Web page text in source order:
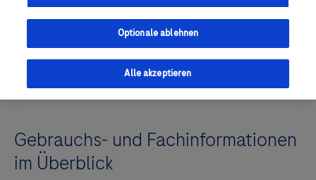
Gebrauchs- und Fachinformationen
im Überblick
Optionale ablehnen
Alle akzeptieren